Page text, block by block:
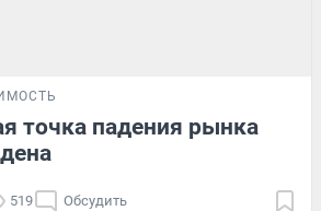
точка падения рынка
519 Обсудить